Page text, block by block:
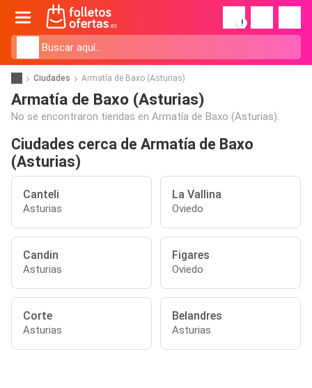
!
Ciudades Armatía de Baxo (Asturias)
Armatía de Baxo (Asturias)
No se encontraron tiendas en Armatía de Baxo (Asturias).
Ciudades cerca de Armatía de Baxo
(Asturias)
Canteli
Asturias
La Vallina
Oviedo
Candin
Asturias
Figares
Oviedo
Corte
Asturias
Belandres
Asturias